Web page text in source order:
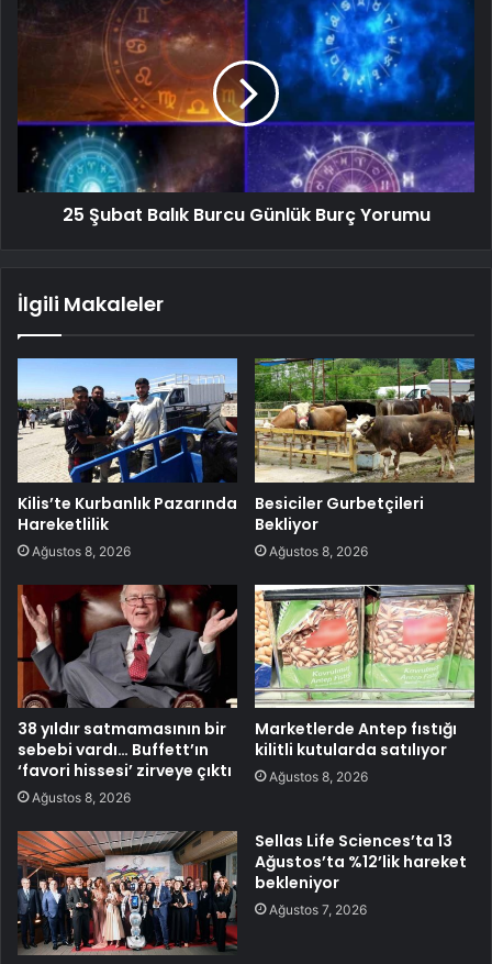
25 Şubat Balık Burcu Günlük Burç Yorumu
İlgili Makaleler
Kilis’te Kurbanlık Pazarında
Hareketlilik
Ağustos 8, 2026
Besiciler Gurbetçileri
Bekliyor
Ağustos 8, 2026
38 yıldır satmamasının bir
sebebi vardı… Buffett’ın
‘favori hissesi’ zirveye çıktı
Ağustos 8, 2026
Marketlerde Antep fıstığı
kilitli kutularda satılıyor
Ağustos 8, 2026
Sellas Life Sciences’ta 13
Ağustos’ta %12’lik hareket
bekleniyor
Ağustos 7, 2026